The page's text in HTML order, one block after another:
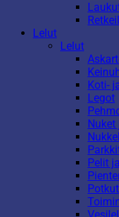
Lelut
Lelut
Koti-
Legot
Pelit